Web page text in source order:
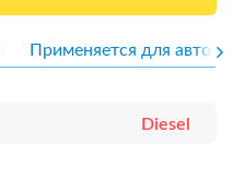
Применяется для авто
Diesel